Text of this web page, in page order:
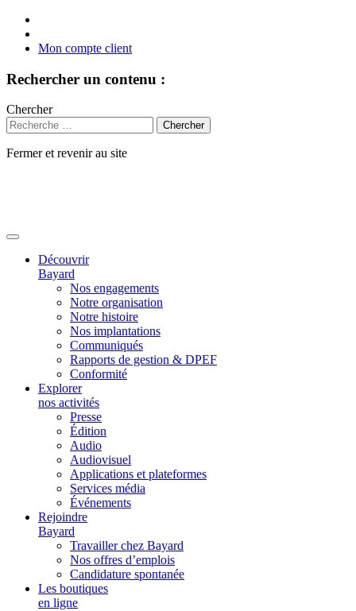
Mon compte client
Rechercher un contenu :
Chercher
Fermer et revenir au site
Découvrir
Bayard
Nos engagements
Notre organisation
Notre histoire
Nos implantations
Communiqués
Rapports de gestion & DPEF
Conformité
Explorer
nos activités
Presse
Édition
Audio
Audiovisuel
Applications et plateformes
Services média
Événements
Rejoindre
Bayard
Travailler chez Bayard
Nos offres d’emplois
Candidature spontanée
Les boutiques
en ligne